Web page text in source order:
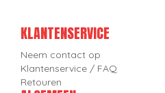
KLANTENSERVICE
Neem contact op
Klantenservice / FAQ
Retouren